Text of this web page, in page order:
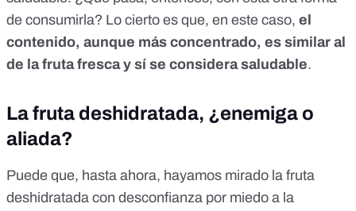
de consumirla? Lo cierto es que, en este caso, el
contenido, aunque más concentrado, es similar al
de la fruta fresca y sí se considera saludable.
La fruta deshidratada, ¿enemiga o
aliada?
Puede que, hasta ahora, hayamos mirado la fruta
deshidratada con desconfianza por miedo a la